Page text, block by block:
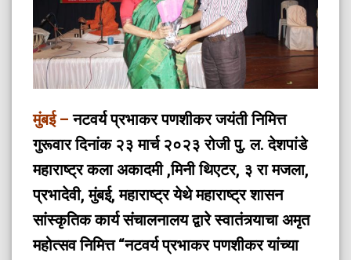
मुंबई – नटवर्य प्रभाकर पणशीकर जयंती निमित्त
गुरूवार दिनांक २३ मार्च २०२३ रोजी पु. ल. देशपांडे
महाराष्ट्र कला अकादमी ,मिनी थिएटर, ३ रा मजला,
प्रभादेवी, मुंबई, महाराष्ट्र येथे महाराष्ट्र शासन
सांस्कृतिक कार्य संचालनालय द्वारे स्वातंत्र्याचा अमृत
महोत्सव निमित्त “नटवर्य प्रभाकर पणशीकर यांच्या